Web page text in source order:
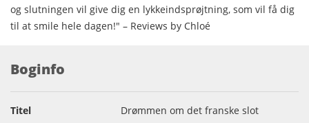
og slutningen vil give dig en lykkeindsprøjtning, som vil få dig
til at smile hele dagen!" – Reviews by Chloé
Boginfo
Titel
Drømmen om det franske slot